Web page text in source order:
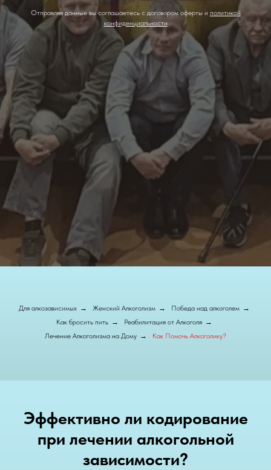
Отправляя данные вы соглашаетесь с договором оферты и политикой
конфиденциальности
Для алкозависимых → Женский Алкоголизм → Победа над алкоголем →
Как бросить пить → Реабилитация от Алкоголя →
Лечение Алкоголизма на Дому → Как Помочь Алкоголику?
Эффективно ли кодирование
при лечении алкогольной
зависимости?